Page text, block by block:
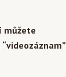
můžete